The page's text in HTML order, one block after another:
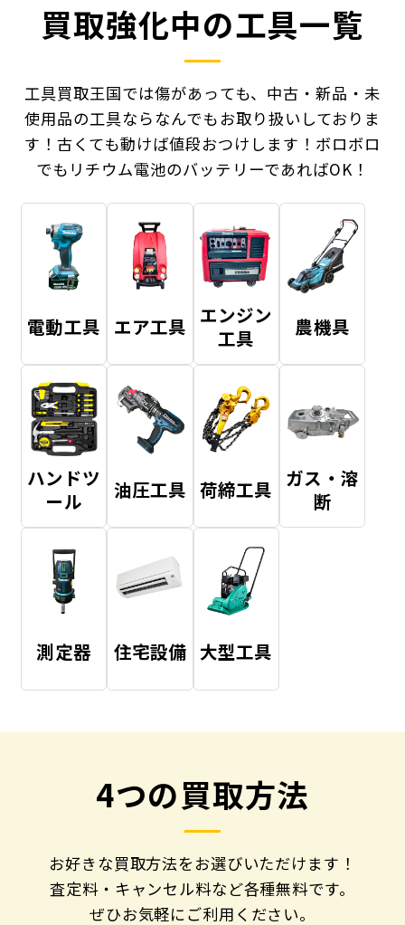
買取強化中の工具一覧
工具買取王国では傷があっても、中古・新品・未
使用品の工具ならなんでもお取り扱いしておりま
す！ 古くても動けば値段おつけします！ボロボロ
でもリチウム電池のバッテリーであればOK！
電動工具 エア工具 エンジン
工具
農機具
ハンドツ
ール
油圧工具 荷締工具
ガス・溶
断
測定器 住宅設備 大型工具
4つの買取方法
お好きな買取方法をお選びいただけます！
査定料・キャンセル料など各種無料です。
ぜひお気軽にご利用ください。